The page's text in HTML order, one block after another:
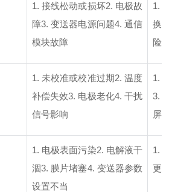
1. 接线松动或损坏2. 电极故
障3. 变送器电源问题4. 通信
模块故障
1.
换
险
1. 未校准或校准过期2. 温度
补偿失效3. 电极老化4. 干扰
信号影响
1.
3.
屏
1. 电极表面污染2. 电解液干
涸3. 膜片堵塞4. 变送器参数
设置不当
1.
更